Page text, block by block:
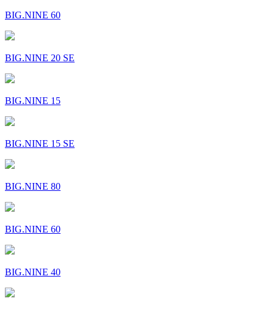
BIG.NINE 60
BIG.NINE 20 SE
BIG.NINE 15
BIG.NINE 15 SE
BIG.NINE 80
BIG.NINE 60
BIG.NINE 40